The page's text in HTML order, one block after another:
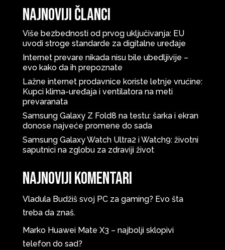
Najnoviji članci
Više bezbednosti od prvog uključivanja: EU
uvodi stroge standarde za digitalne uređaje
Internet prevare nikada nisu bile ubedljivije –
evo kako da ih prepoznate
Lažne internet prodavnice koriste letnje vrućine:
Kupci klima-uređaja i ventilatora na meti
prevaranata
Samsung Galaxy Z Fold8 na testu: šarka i ekran
donose najveće promene do sada
Samsung Galaxy Watch Ultra2 i Watch9: životni
saputnici na zglobu za zdraviji život
Najnoviji komentari
Vladula Budžiš svoj PC za gaming? Evo šta
treba da znaš.
Marko Huawei Mate X3 – najbolji sklopivi
telefon do sad?